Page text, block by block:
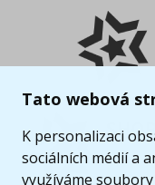
Tato webová
K personalizaci
sociálních médií a
využíváme